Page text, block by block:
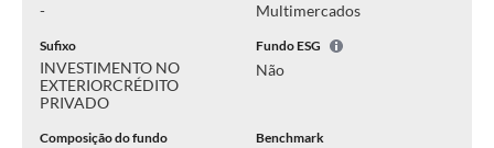
- Multimercados
Sufixo
INVESTIMENTO NO
EXTERIORCRÉDITO
PRIVADO
Fundo ESG
Não
Composição do fundo Benchmark